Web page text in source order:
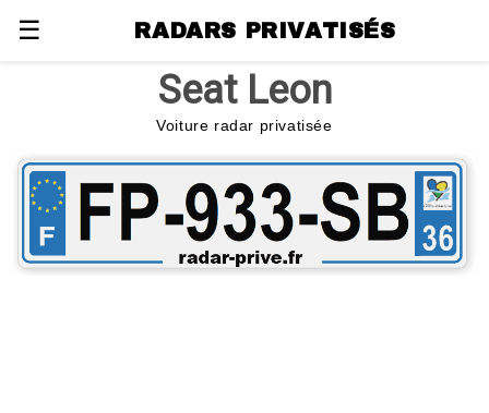
☰ RADARS PRIVATISÉS
Seat Leon
Voiture radar privatisée